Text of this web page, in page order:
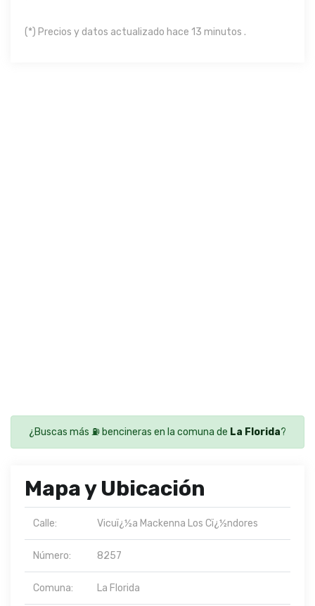
(*) Precios y datos actualizado hace 13 minutos .
¿Buscas más ⛽ bencineras en la comuna de La Florida?
Mapa y Ubicación
Calle: Vicuï¿½a Mackenna Los Cï¿½ndores
Número: 8257
Comuna: La Florida